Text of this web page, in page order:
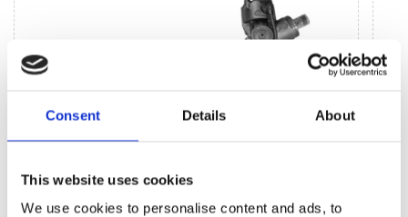
Consent Details About
This website uses cookies
We use cookies to personalise content and ads, to